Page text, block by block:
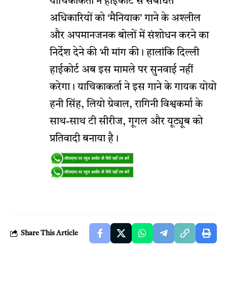
अधिकारियों को ‘मैनियाक’ गाने के अश्लील
और अपमानजनक बोलों में संशोधन करने का
निर्देश देने की भी मांग की। हालांकि दिल्ली
हाईकोर्ट अब इस मामले पर सुनवाई नहीं
करेगा। याचिकाकर्ता ने इस गाने के गायक योयो
हनी सिंह, लियो ग्रेवाल, रागिनी विश्वकर्मा के
साथ-साथ टी सीरीज, गूगल और यूट्यूब को
प्रतिवादी बनाया है।
Share This Article